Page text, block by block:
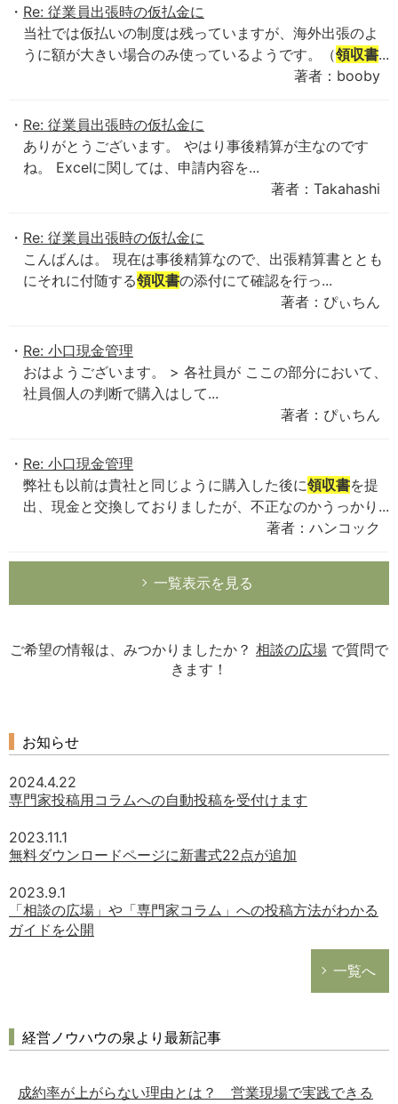
Re: 従業員出張時の仮払金に
当社では仮払いの制度は残っていますが、海外出張のよ
うに額が大きい場合のみ使っているようです。（領収書...
著者：booby
Re: 従業員出張時の仮払金に
ありがとうございます。 やはり事後精算が主なのです
ね。 Excelに関しては、申請内容を...
著者：Takahashi
Re: 従業員出張時の仮払金に
こんばんは。 現在は事後精算なので、出張精算書ととも
にそれに付随する領収書の添付にて確認を行っ...
著者：ぴぃちん
Re: 小口現金管理
おはようございます。 > 各社員が ここの部分において、
社員個人の判断で購入はして...
著者：ぴぃちん
Re: 小口現金管理
弊社も以前は貴社と同じように購入した後に領収書を提
出、現金と交換しておりましたが、不正なのかうっかり...
著者：ハンコック
一覧表示を見る
ご希望の情報は、みつかりましたか？ 相談の広場 で質問で
きます！
お知らせ
2024.4.22
専門家投稿用コラムへの自動投稿を受付けます
2023.11.1
無料ダウンロードページに新書式22点が追加
2023.9.1
「相談の広場」や「専門家コラム」への投稿方法がわかる
ガイドを公開
一覧へ
経営ノウハウの泉より最新記事
成約率が上がらない理由とは？ 営業現場で実践できる